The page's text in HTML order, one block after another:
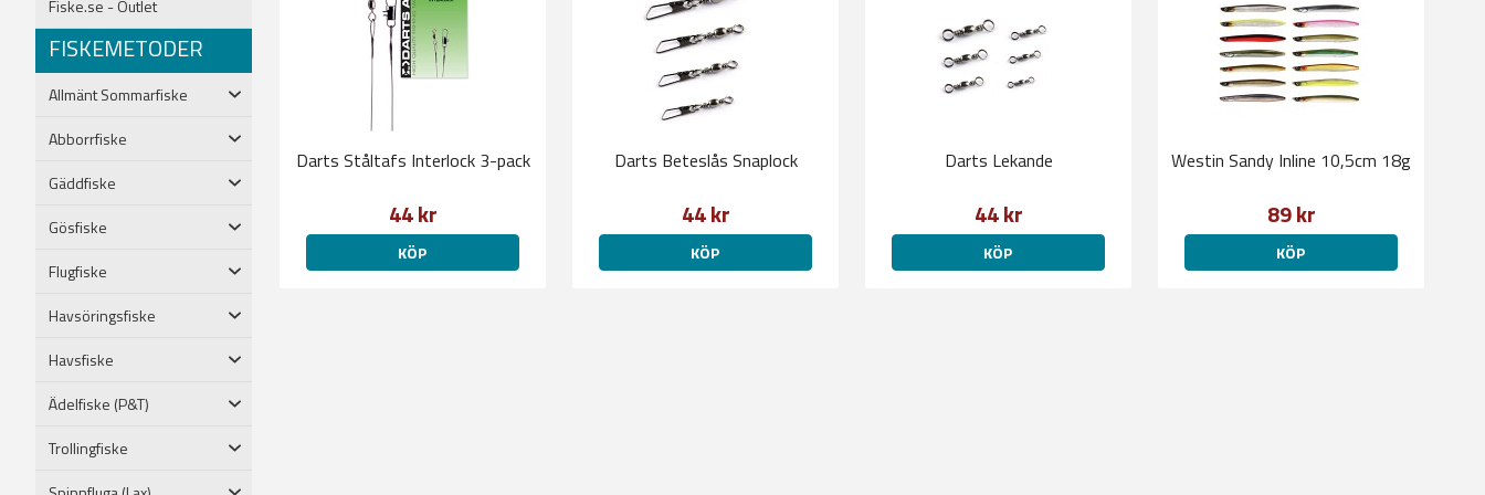
Fiske.se - Outlet
FISKEMETODER
Allmänt Sommarfiske
Abborrfiske
Gäddfiske
Gösfiske
Flugfiske
Havsöringsfiske
Havsfiske
Ädelfiske (P&T)
Trollingfiske
Darts Ståltafs Interlock 3-pack
44 kr
KÖP
Darts Beteslås Snaplock
44 kr
KÖP
Darts Lekande
44 kr
KÖP
Westin Sandy Inline 10,5cm 18g
89 kr
KÖP